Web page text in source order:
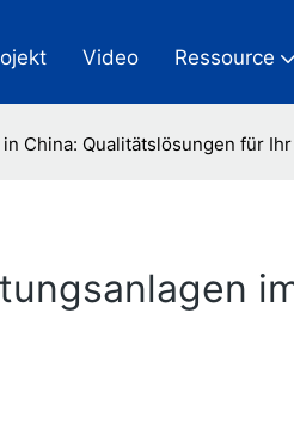
Video Ressource
China: Qualitätslösungen für